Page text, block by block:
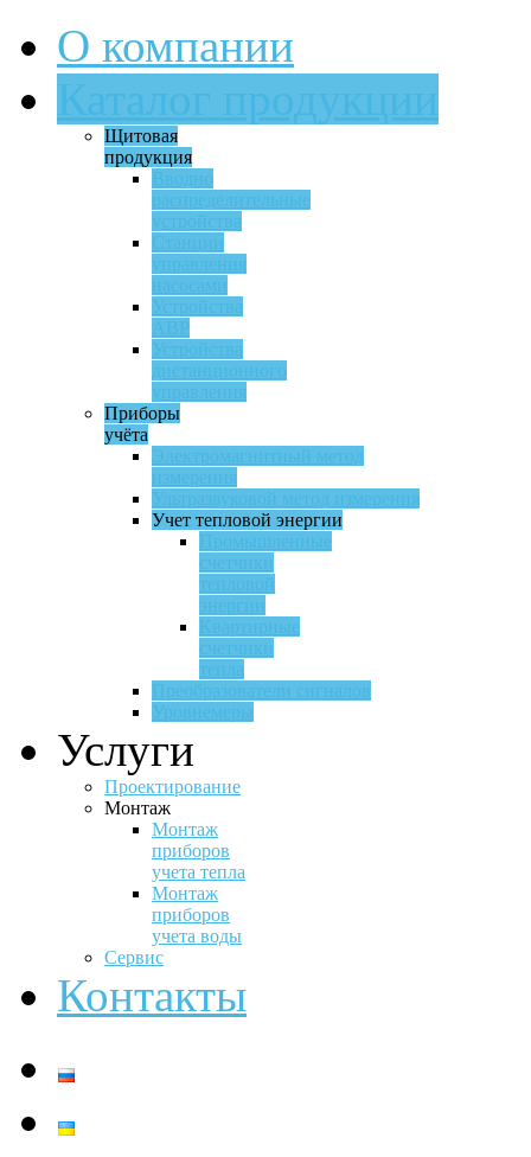
О компании
Щитовая
продукция
Приборы
учёта
Учет тепловой энергии
Услуги
Проектирование
Монтаж
Монтаж
приборов
учета тепла
Монтаж
приборов
учета воды
Сервис
Контакты